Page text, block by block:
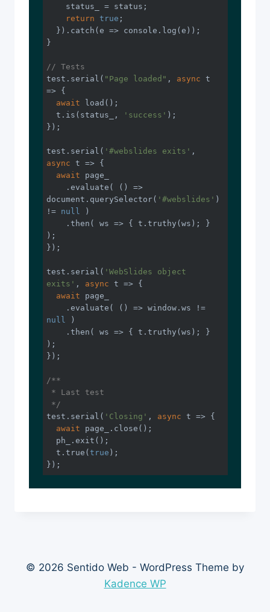
return true ;
  }).catch(
e => console .log(e));
}
// Tests
test.serial( "Page loaded" , async t
=> {
await load();
  t.is(status_,
'success' );
});
test.serial( '#webslides exits'
async t => {
await page_
    .evaluate(
()
=>
document .querySelector( '#webslides' )
!= null )
    .then(
ws => { t.truthy(ws); }
);
});
test.serial( 'WebSlides object
exits' , async t => {
await page_
    .evaluate(
() => window
.ws !=
null )
    .then(
ws => { t.truthy(ws); }
);
});
/**
*/
test.serial( 'Closing' , async t => {
await page_.close();
  t.true(
true );
© 2026 Sentido Web - WordPress Theme by
Kadence WP